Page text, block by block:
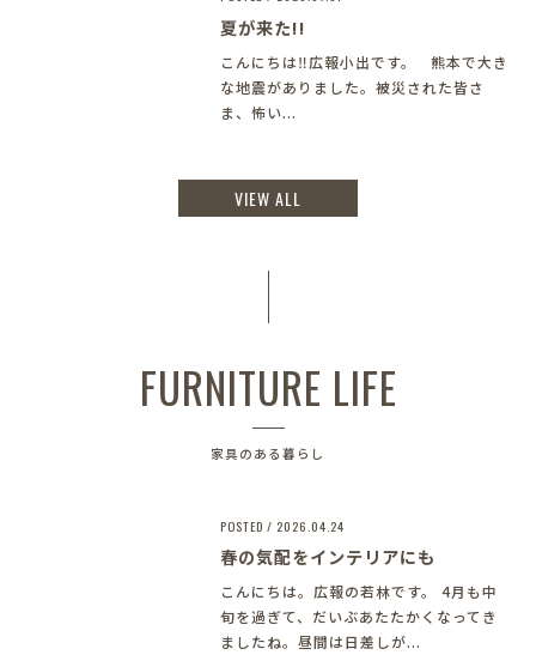
夏が来た!!
こんにちは‼︎広報小出です。 熊本で大き
な地震がありました。被災された皆さ
ま、怖い...
VIEW ALL
FURNITURE LIFE
家具のある暮らし
POSTED / 2026.04.24
春の気配をインテリアにも
こんにちは。広報の若林です。 4月も中
旬を過ぎて、だいぶあたたかくなってき
ましたね。昼間は日差しが...